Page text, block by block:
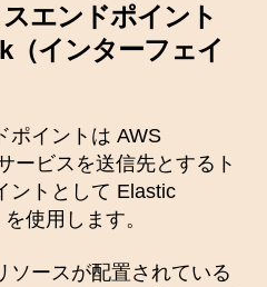
エンドポイント
（インターフェイ
ポイントは AWS
ービスを送信先とするト
ントとして Elastic
使用します。
ソースが配置されている